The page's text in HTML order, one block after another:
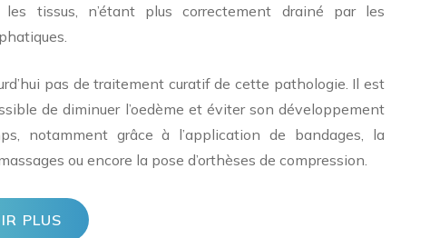
tissus, n’étant plus correctement drainé par les
pas de traitement curatif de cette pathologie. Il est
de diminuer l’oedème et éviter son développement
notamment grâce à l’application de bandages, la
ou encore la pose d’orthèses de compression.
PLUS